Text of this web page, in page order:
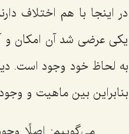
در اینجا با هم اختلاف
یكى عرضى شد آن امكان و
به لحاظ خود وجود است.
بنابراین بین ماهیت و